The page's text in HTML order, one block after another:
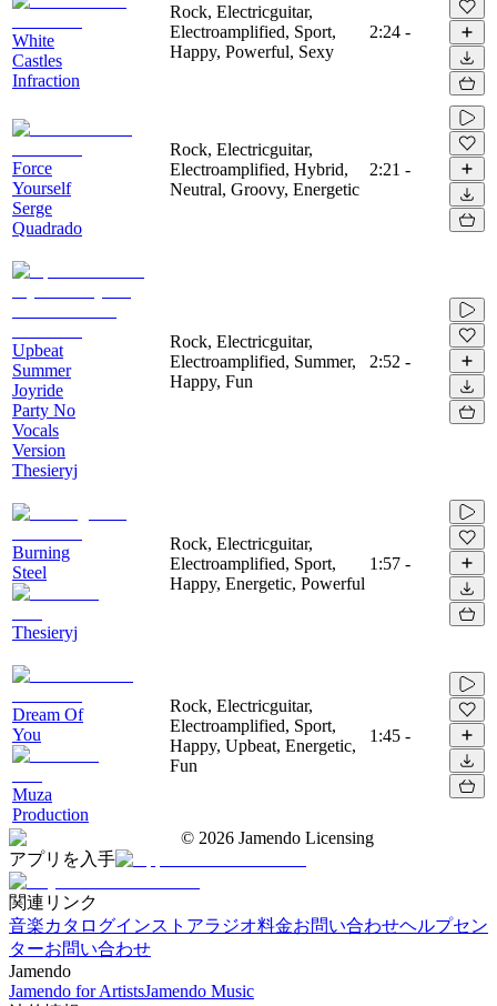
White
Castles
Infraction
Rock, Electricguitar,
Electroamplified, Sport,
Happy, Powerful, Sexy
2:24 -
Force
Yourself
Serge
Quadrado
Rock, Electricguitar,
Electroamplified, Hybrid,
Neutral, Groovy, Energetic
2:21 -
Upbeat
Summer
Joyride
Party No
Vocals
Version
Thesieryj
Rock, Electricguitar,
Electroamplified, Summer,
Happy, Fun
2:52 -
Burning
Steel
Thesieryj
Rock, Electricguitar,
Electroamplified, Sport,
Happy, Energetic, Powerful
1:57 -
Dream Of
You
Muza
Production
Rock, Electricguitar,
Electroamplified, Sport,
Happy, Upbeat, Energetic,
Fun
1:45 -
© 2026 Jamendo Licensing
アプリを入手
関連リンク
音楽カタログインストアラジオ料金お問い合わせヘルプセン
ターお問い合わせ
Jamendo
Jamendo for ArtistsJamendo Music